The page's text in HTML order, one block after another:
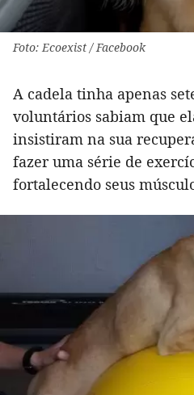
Foto: Ecoexist / Facebook
A cadela tinha apenas
voluntários sabiam que
insistiram na sua
fazer uma série de
fortalecendo seus